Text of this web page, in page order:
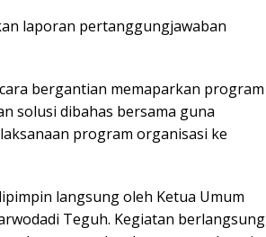
laporan pertanggungjawaban
bergantian memaparkan program
solusi dibahas bersama guna
program organisasi ke
langsung oleh Ketua Umum
Teguh. Kegiatan berlangsung